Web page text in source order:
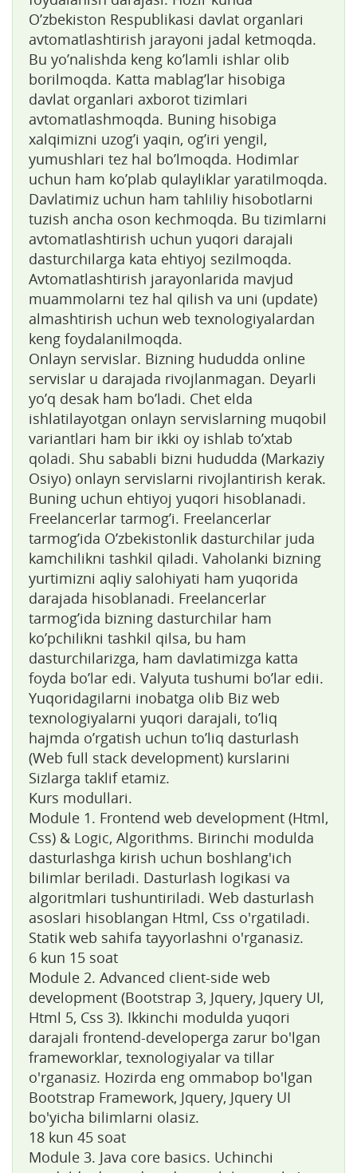
O’zbekiston Respublikasi davlat organlari
avtomatlashtirish jarayoni jadal ketmoqda.
Bu yo’nalishda keng ko’lamli ishlar olib
borilmoqda. Katta mablag’lar hisobiga
davlat organlari axborot tizimlari
avtomatlashmoqda. Buning hisobiga
xalqimizni uzog’i yaqin, og’iri yengil,
yumushlari tez hal bo’lmoqda. Hodimlar
uchun ham ko’plab qulayliklar yaratilmoqda.
Davlatimiz uchun ham tahliliy hisobotlarni
tuzish ancha oson kechmoqda. Bu tizimlarni
avtomatlashtirish uchun yuqori darajali
dasturchilarga kata ehtiyoj sezilmoqda.
Avtomatlashtirish jarayonlarida mavjud
muammolarni tez hal qilish va uni (update)
almashtirish uchun web texnologiyalardan
keng foydalanilmoqda.
Onlayn servislar. Bizning hududda online
servislar u darajada rivojlanmagan. Deyarli
yo’q desak ham bo’ladi. Chet elda
ishlatilayotgan onlayn servislarning muqobil
variantlari ham bir ikki oy ishlab to’xtab
qoladi. Shu sababli bizni hududda (Markaziy
Osiyo) onlayn servislarni rivojlantirish kerak.
Buning uchun ehtiyoj yuqori hisoblanadi.
Freelancerlar tarmog’i. Freelancerlar
tarmog’ida O’zbekistonlik dasturchilar juda
kamchilikni tashkil qiladi. Vaholanki bizning
yurtimizni aqliy salohiyati ham yuqorida
darajada hisoblanadi. Freelancerlar
tarmog’ida bizning dasturchilar ham
ko’pchilikni tashkil qilsa, bu ham
dasturchilarizga, ham davlatimizga katta
foyda bo’lar edi. Valyuta tushumi bo’lar edii.
Yuqoridagilarni inobatga olib Biz web
texnologiyalarni yuqori darajali, to’liq
hajmda o’rgatish uchun to’liq dasturlash
(Web full stack development) kurslarini
Sizlarga taklif etamiz.
Kurs modullari.
Module 1. Frontend web development (Html,
Css) & Logic, Algorithms. Birinchi modulda
dasturlashga kirish uchun boshlang'ich
bilimlar beriladi. Dasturlash logikasi va
algoritmlari tushuntiriladi. Web dasturlash
asoslari hisoblangan Html, Css o'rgatiladi.
Statik web sahifa tayyorlashni o'rganasiz.
6 kun 15 soat
Module 2. Advanced client-side web
development (Bootstrap 3, Jquery, Jquery UI,
Html 5, Css 3). Ikkinchi modulda yuqori
darajali frontend-developerga zarur bo'lgan
frameworklar, texnologiyalar va tillar
o'rganasiz. Hozirda eng ommabop bo'lgan
Bootstrap Framework, Jquery, Jquery UI
bo'yicha bilimlarni olasiz.
18 kun 45 soat
Module 3. Java core basics. Uchinchi